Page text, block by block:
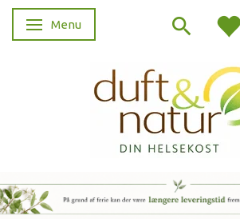
Skifte navigation
Menu